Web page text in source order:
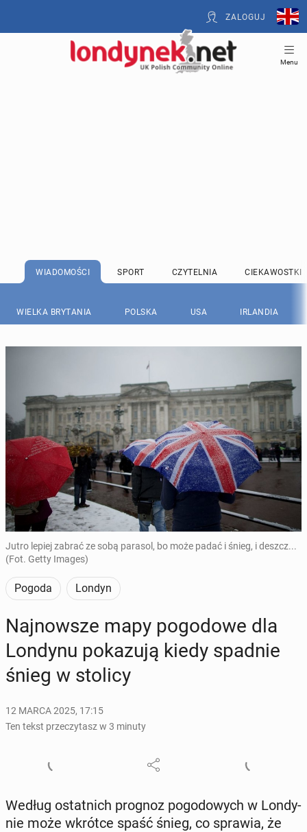
ZALOGUJ
Menu
WIADOMOŚCI SPORT CZYTELNIA CIEKAWOSTKI
WIELKA BRYTANIA POLSKA USA IRLANDIA
Jutro lepiej zabrać ze sobą parasol, bo może padać i śnieg, i deszcz...
(Fot. Getty Images)
Pogoda Londyn
Naj­now­sze mapy po­go­do­we dla
Londynu po­ka­zu­ją kiedy spadnie
śnieg w stolicy
12 MARCA 2025, 17:15
Ten tekst przeczytasz w 3 minuty
Według ostat­nich prognoz po­go­do­wych w Lon­dy­
nie może wkrótce spaść śnieg, co sprawia, że